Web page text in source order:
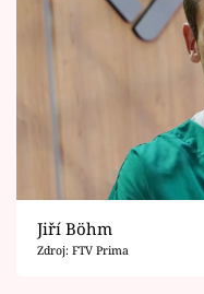
Jiří Böhm
Zdroj: FTV Prima